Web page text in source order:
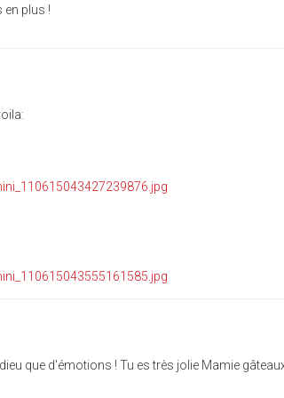
en plus !
que d'émotions ! Tu es très jolie Mamie